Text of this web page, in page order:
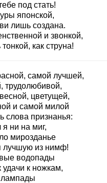
под стать!
японской,
лишь создана.
и звонкой,
как струна!
самой лучшей,
трудолюбивой,
цветущей,
и самой милой
слова признанья:
ни на миг,
мирозданье
лучшую из нимф!
водопады
удачи к ножкам,
лампады